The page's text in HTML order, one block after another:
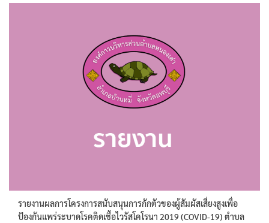
รายงานผลการโครงการสนับสนุนการกักตัวของผู้สัมผัสเสี่ยงสูงเพื่อ
ป้องกันแพร่ระบาดโรคติดเชื้อไวรัสโคโรนา 2019 (COVID-19) ตำบล